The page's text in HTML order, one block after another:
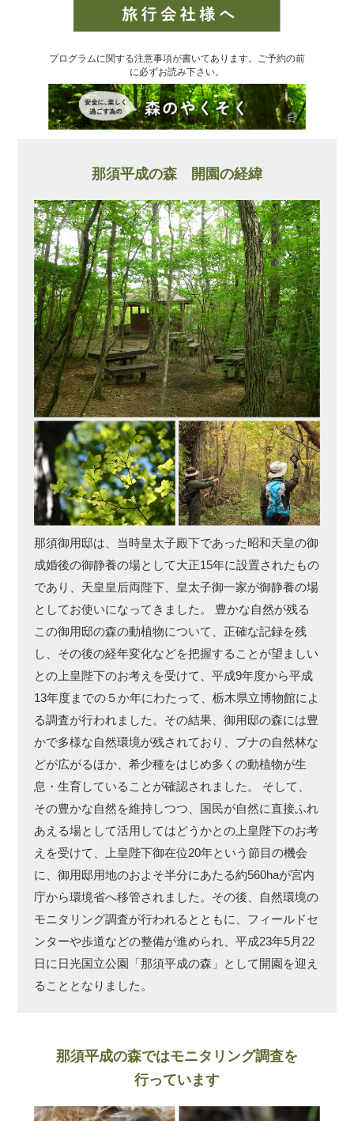
プログラムに関する注意事項が書いてあります。ご予約の前
に必ずお読み下さい。
那須平成の森 開園の経緯
那須御用邸は、当時皇太子殿下であった昭和天皇の御
成婚後の御静養の場として大正15年に設置されたもの
であり、天皇皇后両陛下、皇太子御一家が御静養の場
としてお使いになってきました。 豊かな自然が残る
この御用邸の森の動植物について、正確な記録を残
し、その後の経年変化などを把握することが望ましい
との上皇陛下のお考えを受けて、平成9年度から平成
13年度までの５か年にわたって、栃木県立博物館によ
る調査が行われました。その結果、御用邸の森には豊
かで多様な自然環境が残されており、ブナの自然林な
どが広がるほか、希少種をはじめ多くの動植物が生
息・生育していることが確認されました。
そして、
その豊かな自然を維持しつつ、国民が自然に直接ふれ
あえる場として活用してはどうかとの上皇陛下のお考
えを受けて、上皇陛下御在位20年という節目の機会
に、御用邸用地のおよそ半分にあたる約560haが宮内
庁から環境省へ移管されました。その後、自然環境の
モニタリング調査が行われるとともに、フィールドセ
ンターや歩道などの整備が進められ、平成23年5月22
日に日光国立公園「那須平成の森」として開園を迎え
ることとなりました。
那須平成の森ではモニタリング調査を
行っています